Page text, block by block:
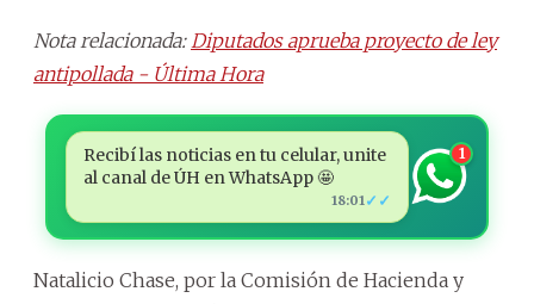
Nota relacionada: Diputados aprueba proyecto de ley
antipollada - Última Hora
Recibí las noticias en tu celular, unite
al canal de ÚH en WhatsApp 🤩
18:01 ✓✓
1
Natalicio Chase, por la Comisión de Hacienda y